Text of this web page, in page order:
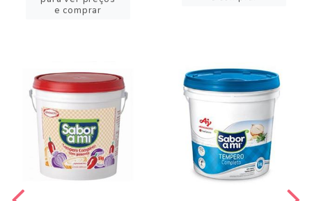
e comprar